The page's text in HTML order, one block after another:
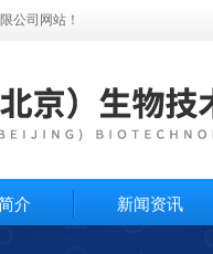
公司网站！
介 新闻资讯